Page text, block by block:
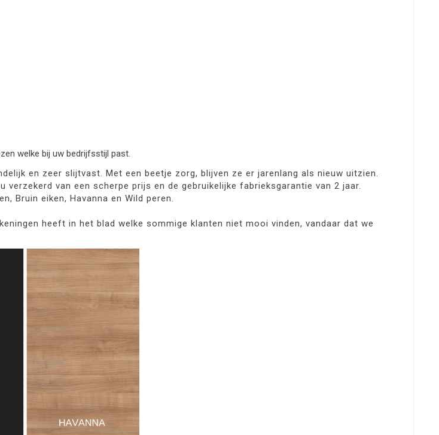
welke bij uw bedrijfsstijl past.
en zeer slijtvast. Met een beetje zorg, blijven ze er jarenlang als nieuw uitzien.
van een scherpe prijs en de gebruikelijke fabrieksgarantie van 2 jaar.
Bruin eiken, Havanna en Wild peren.
heeft in het blad welke sommige klanten niet mooi vinden, vandaar dat we